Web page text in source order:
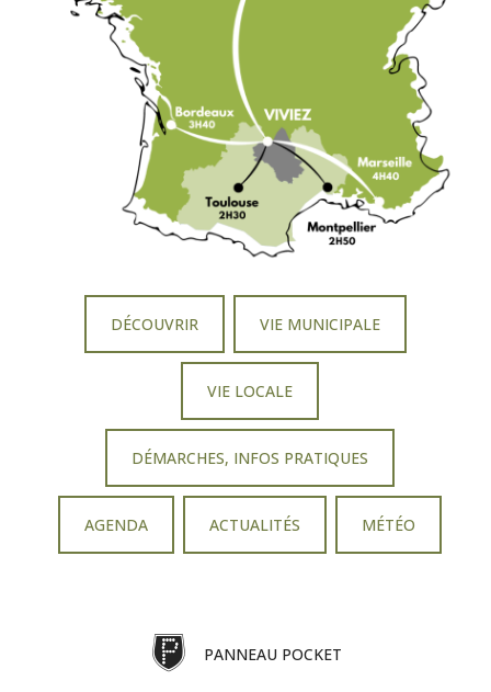
DÉCOUVRIR VIE MUNICIPALE
VIE LOCALE
DÉMARCHES, INFOS PRATIQUES
AGENDA ACTUALITÉS MÉTÉO
PANNEAU POCKET